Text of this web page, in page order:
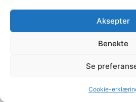
Aksepter
Benekte
Se
Cookie-